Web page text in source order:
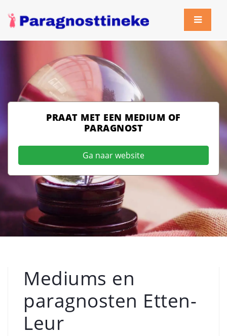
PRAAT MET EEN MEDIUM OF
PARAGNOST
Ga naar website
Mediums en
paragnosten Etten-
Leur